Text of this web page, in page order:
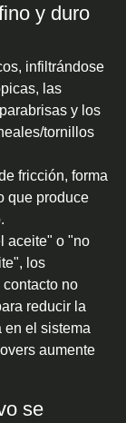
y duro
infiltrándose
las
y los
tornillos
fricción, forma
que produce
aceite" o "no
los
contacto no
reducir la
en el sistema
aumente
se